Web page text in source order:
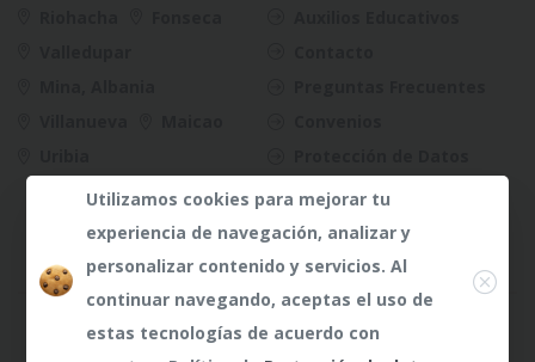
Riesgos
¿Dudas?Any te
atenderá
Utilizamos cookies para mejorar tu
experiencia de navegación, analizar y
personalizar contenido y servicios. Al
continuar navegando, aceptas el uso de
estas tecnologías de acuerdo con
Close